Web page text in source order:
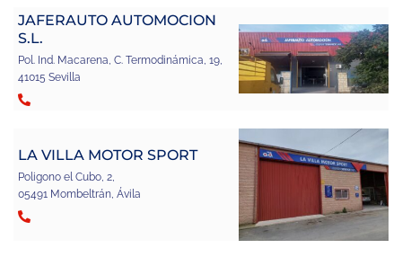
JAFERAUTO AUTOMOCION
S.L.
Pol. Ind. Macarena, C. Termodinámica, 19,
41015 Sevilla
LA VILLA MOTOR SPORT
Poligono el Cubo, 2,
05491 Mombeltrán, Ávila